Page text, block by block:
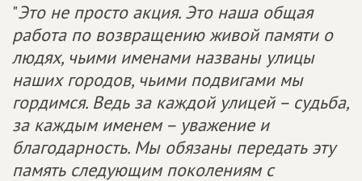
"Это не просто акция. Это наша общая
работа по возвращению живой памяти о
людях, чьими именами названы улицы
наших городов, чьими подвигами мы
гордимся. Ведь за каждой улицей – судьба,
за каждым именем – уважение и
благодарность. Мы обязаны передать эту
память следующим поколениям с